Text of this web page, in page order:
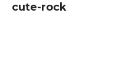
cute-rock